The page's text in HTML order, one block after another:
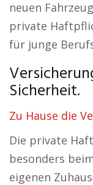
neuen
private
für junge
Sicherheit.
Zu Hause die
Die private
besonders
eigenen